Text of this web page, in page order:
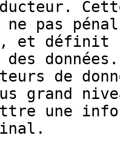
ne pas
et définit
des
de
grand
une